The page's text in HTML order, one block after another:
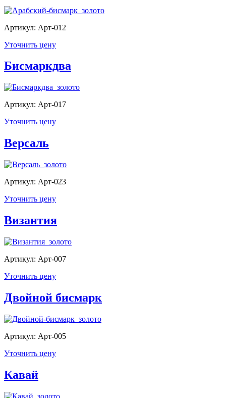
Артикул: Арт-012
Уточнить цену
Бисмаркдва
Артикул: Арт-017
Уточнить цену
Версаль
Артикул: Арт-023
Уточнить цену
Византия
Артикул: Арт-007
Уточнить цену
Двойной бисмарк
Артикул: Арт-005
Уточнить цену
Кавай